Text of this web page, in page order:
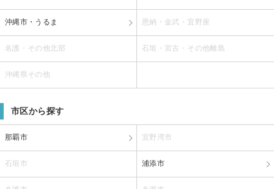
沖縄市・うるま 恩納・金武・宜野座
名護・その他北部 石垣・宮古・その他離島
沖縄県その他
市区から探す
那覇市 宜野湾市
石垣市 浦添市